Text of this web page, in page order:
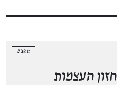
מפגש
חזון העצמות